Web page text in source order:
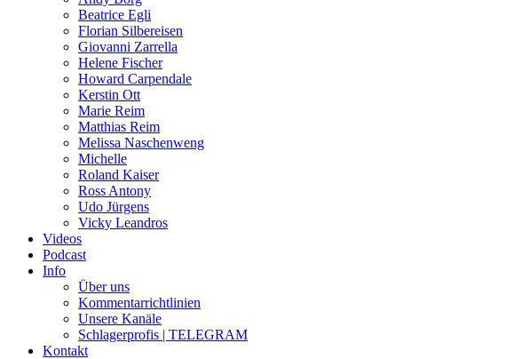
Beatrice Egli
Florian Silbereisen
Giovanni Zarrella
Helene Fischer
Howard Carpendale
Kerstin Ott
Marie Reim
Matthias Reim
Melissa Naschenweng
Michelle
Roland Kaiser
Ross Antony
Udo Jürgens
Vicky Leandros
Videos
Podcast
Info
Über uns
Kommentarrichtlinien
Unsere Kanäle
Schlagerprofis | TELEGRAM
Kontakt